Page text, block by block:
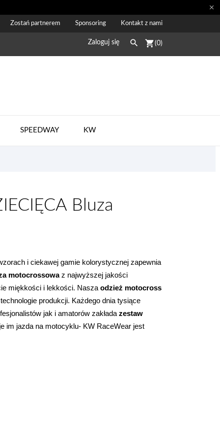

Zostań partnerem Sponsoring Kontakt z nami
Zaloguj się  shopping_cart(0)
SPEEDWAY KW
Bluza
i ciekawej gamie kolorystycznej zapewnia
motocrossowa z najwyższej jakości
miękkości i lekkości. Nasza odzież motocross
produkcji. Każdego dnia tysiące
jak i amatorów zakłada zestaw
im jazda na motocyklu- KW RaceWear jest